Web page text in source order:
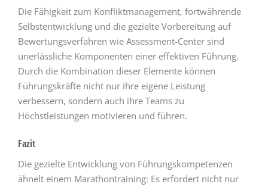
Die Fähigkeit zum Konfliktmanagement, fortwährende
Selbstentwicklung und die gezielte Vorbereitung auf
Bewertungsverfahren wie Assessment-Center sind
unerlässliche Komponenten einer effektiven Führung.
Durch die Kombination dieser Elemente können
Führungskräfte nicht nur ihre eigene Leistung
verbessern, sondern auch ihre Teams zu
Höchstleistungen motivieren und führen.
Fazit
Die gezielte Entwicklung von Führungskompetenzen
ähnelt einem Marathontraining: Es erfordert nicht nur